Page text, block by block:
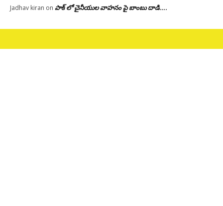
Jadhav kiran on పాక్ లో చైనీయుల వాహనం పై బాంబు దాడి….